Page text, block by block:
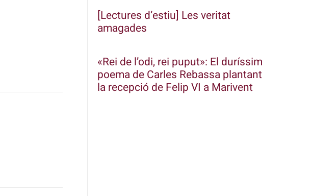
[Lectures d’estiu] Les veritat
amagades
«Rei de l’odi, rei puput»: El duríssim
poema de Carles Rebassa plantant
la recepció de Felip VI a Marivent